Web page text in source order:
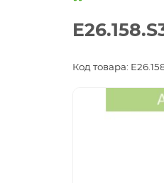
Код товара: